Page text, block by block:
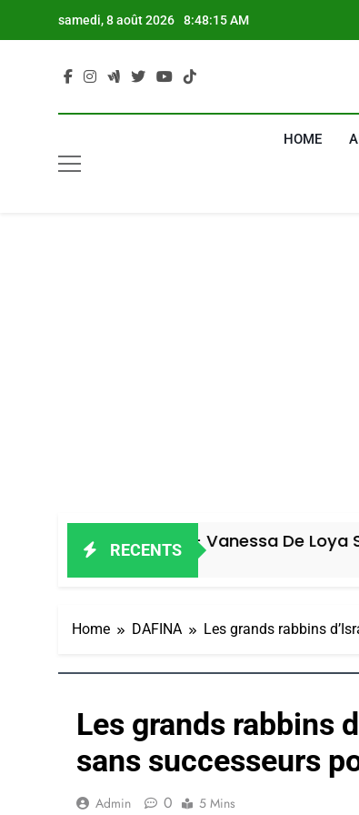
samedi, 8 août 2026 8:48:16 AM
HOME
RECENTS
– Vanessa De Loya Stauber
Home DAFINA Les grands rabbins
Les grands rabbins
sans successeurs
Admin 0 5 Mins